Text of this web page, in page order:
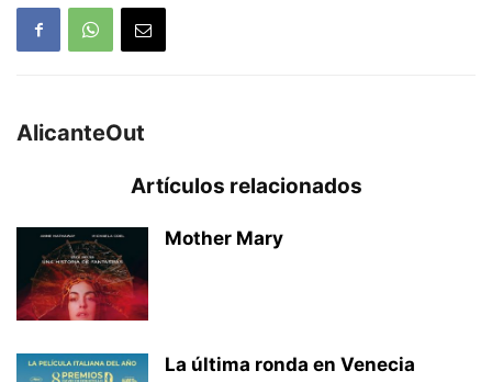
AlicanteOut
Artículos relacionados
Mother Mary
La última ronda en Venecia